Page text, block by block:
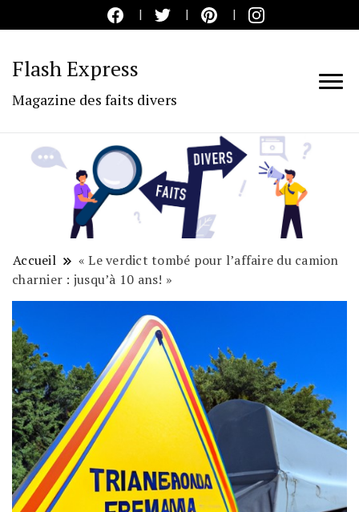
Flash Express
Magazine des faits divers
Accueil
« Le verdict tombé pour l’affaire du camion
charnier : jusqu’à 10 ans! »